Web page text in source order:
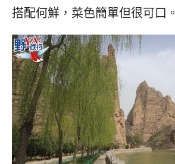
搭配何鮮，菜色簡單但很可口。